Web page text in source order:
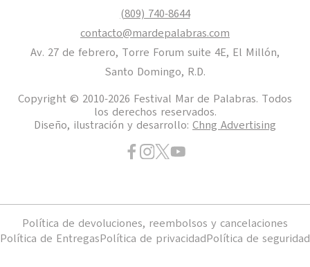
(809) 740-8644
contacto@mardepalabras.com
Av. 27 de febrero, Torre Forum suite 4E, El Millón,
Santo Domingo, R.D.
Copyright © 2010-2026 Festival Mar de Palabras. Todos
los derechos reservados.
Diseño, ilustración y desarrollo: Chng Advertising
Política de devoluciones, reembolsos y cancelaciones
Política de EntregasPolítica de privacidadPolítica de seguridad